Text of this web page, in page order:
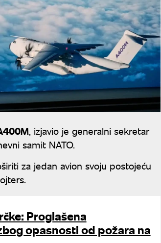
, izjavio je generalni sekretar
samit NATO.
za jedan avion svoju postojeću
Proglašena
opasnosti od požara na